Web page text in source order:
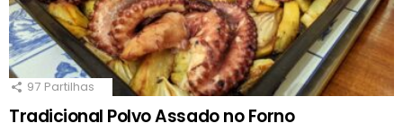
97 Partilhas
Tradicional Polvo Assado no Forno